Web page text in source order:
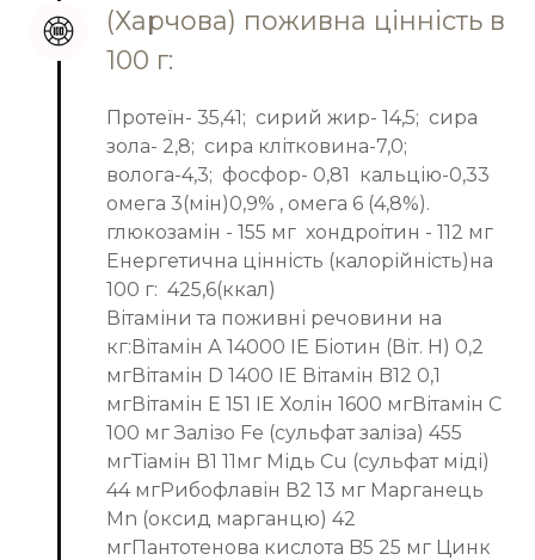
(Харчова) поживна цінність в
100 г:
Протеїн- 35,41; сирий жир- 14,5; сира
зола- 2,8; сира клітковина-7,0;
волога-4,3; фосфор- 0,81 кальцію-0,33
омега 3(мін)0,9% , омега 6 (4,8%).
глюкозамін - 155 мг хондроітин - 112 мг
Енергетична цінність (калорійність)на
100 г: 425,6(ккал)
Вітаміни та поживні речовини на
кг:Вітамін А 14000 IE Біотин (Віт. H) 0,2
мгВітамін D 1400 IE Вітамін B12 0,1
мгВітамін E 151 IE Холін 1600 мгВітамін C
100 мг Залізо Fе (сульфат заліза) 455
мгТіамін В1 11мг Мідь Cu (сульфат міді)
44 мгРибофлавін В2 13 мг Марганець
Mn (оксид марганцю) 42
мгПантотенова кислота B5 25 мг Цинк